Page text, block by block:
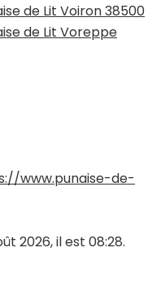
de Lit Voiron 38500
de Lit Voreppe
www.punaise-de-
2026, il est 08:28.